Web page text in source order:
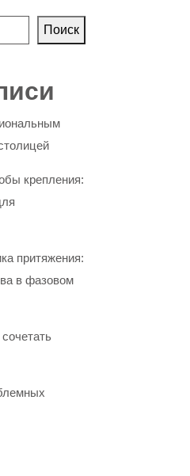
Поиск
крепления:
притяжения:
в фазовом